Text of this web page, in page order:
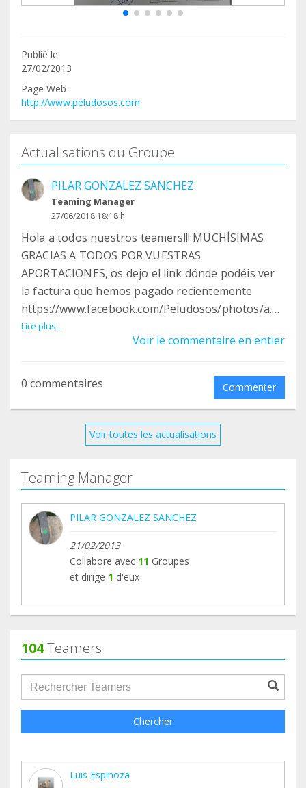
Publié le
27/02/2013
Page Web :
http://www.peludosos.com
Actualisations du Groupe
PILAR GONZALEZ SANCHEZ
Teaming Manager
27/06/2018 18:18 h
Hola a todos nuestros teamers!!! MUCHÍSIMAS
GRACIAS A TODOS POR VUESTRAS
APORTACIONES, os dejo el link dónde podéis ver
la factura que hemos pagado recientemente
https://www.facebook.com/Peludosos/photos/a.51
2674805457137.1073741826.484693844921900/19
18713574853246/?type=3&theater
agradeceríamos enormemente que nos ayudarais
con la difusión de este grupo entre vuestros
cosas. MILLONES DE GRACIAS entre todos
Lire plus...
Voir le commentaire en entier
0 commentaires Commenter
Voir toutes les actualisations
Teaming Manager
PILAR GONZALEZ SANCHEZ
21/02/2013
Collabore avec 11 Groupes
et dirige 1 d'eux
104Teamers
groupProfile.searchForm.search.text???
Chercher
Luis Espinoza